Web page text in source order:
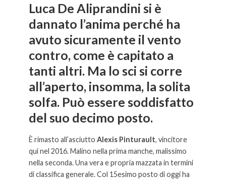
Luca De Aliprandini si è
dannato l’anima perché ha
avuto sicuramente il vento
contro, come è capitato a
tanti altri. Ma lo sci si corre
all’aperto, insomma, la solita
solfa. Può essere soddisfatto
del suo decimo posto.
È rimasto all’asciutto Alexis Pinturault, vincitore
qui nel 2016. Malino nella prima manche, malissimo
nella seconda. Una vera e propria mazzata in termini
di classifica generale. Col 15esimo posto di oggi ha